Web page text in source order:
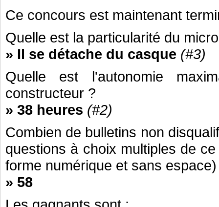
Ce concours est maintenant
Quelle est la particularité du
» Il se détache du casque (#3)
Quelle est l'autonomie
constructeur ?
» 38 heures (#2)
Combien de bulletins non
questions à choix multiples de
forme numérique et sans espace)
» 58